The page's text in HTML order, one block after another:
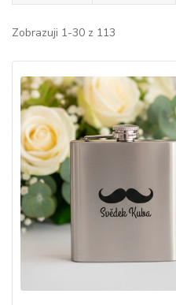
Zobrazuji 1-30 z 113